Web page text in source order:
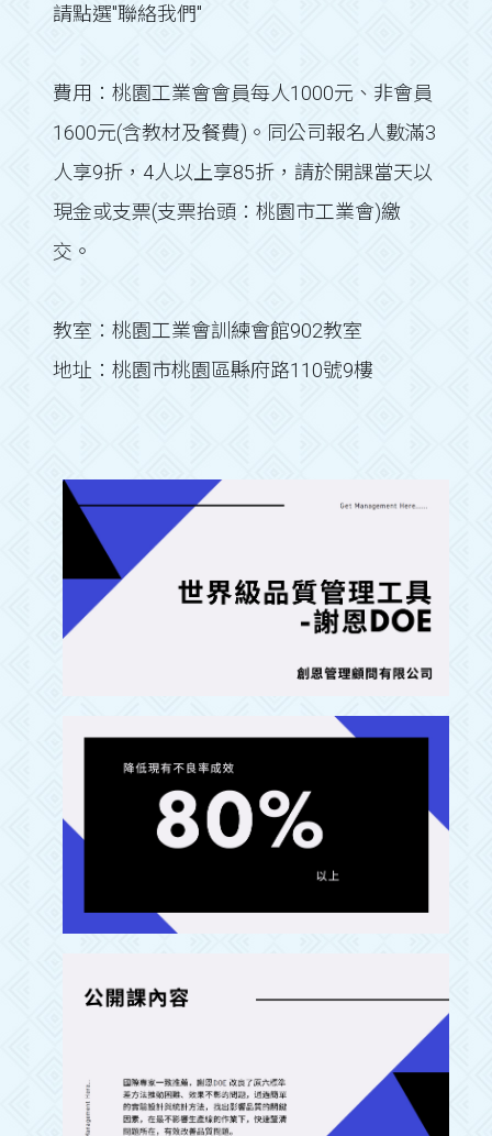
請點選"聯絡我們"
費用：桃園工業會會員每人1000元、非會員
1600元(含教材及餐費)。同公司報名人數滿3
人享9折，4人以上享85折，請於開課當天以
現金或支票(支票抬頭：桃園市工業會)繳
交。
教室：桃園工業會訓練會館902教室
地址：桃園市桃園區縣府路110號9樓